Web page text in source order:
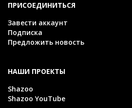
ПРИСОЕДИНИТЬСЯ
Завести аккаунт
Подписка
Предложить новость
НАШИ ПРОЕКТЫ
Shazoo
Shazoo YouTube